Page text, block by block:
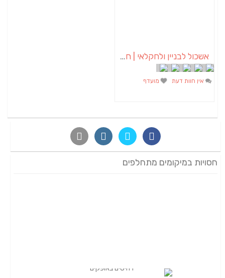
אשכול לבניין ולחקלאי | חומרי בניין באשכול
אין חוות דעת מועדף
חסויות במיקומים מתחלפים